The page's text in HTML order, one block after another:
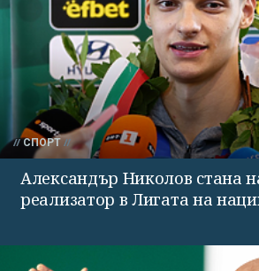
СПОРТ
Александър Николов стана
реализатор в Лигата на